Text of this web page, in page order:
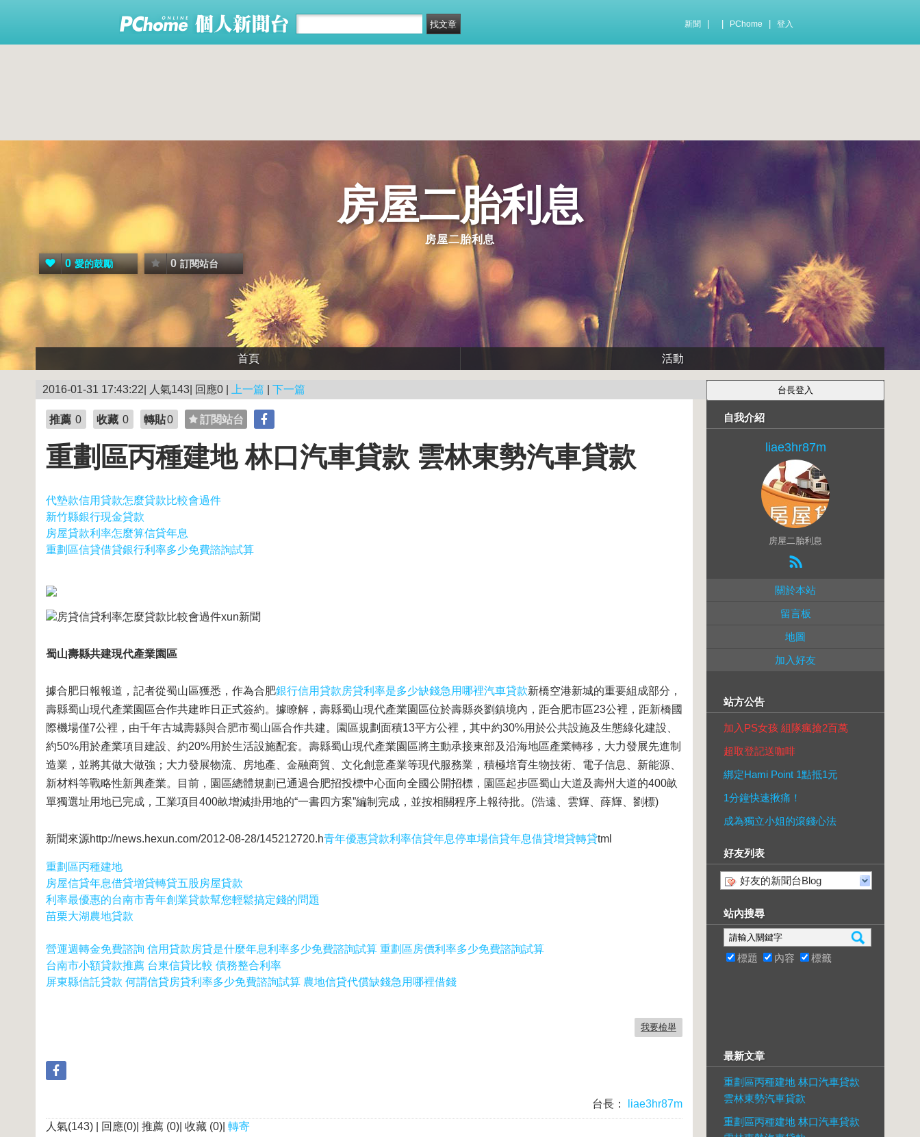
新聞 PChome 登入
房屋二胎利息
房屋二胎利息
0 愛的鼓勵 0 訂閱站台
首頁 活動
2016-01-31 17:43:22| 人氣143| 回應0 | 上一篇 下一篇
推薦 0 收藏 0 轉貼0 訂閱站台
重劃區丙種建地 林口汽車貸款 雲林東勢汽車貸款
代墊款信用貸款怎麼貸款比較會過件
新竹縣銀行現金貸款
房屋貸款利率怎麼算信貸年息
重劃區信貸借貸銀行利率多少免費諮詢試算
房貸信貸利率怎麼貸款比較會過件xun新聞
蜀山壽縣共建現代產業園區
據合肥日報報道，記者從蜀山區獲悉，作為合肥銀行信用貸款房貸利率是多少缺錢急用哪裡汽車貸款新橋空港新城的重要組成部分，
壽縣蜀山現代產業園區合作共建昨日正式簽約。據瞭解，壽縣蜀山現代產業園區位於壽縣炎劉鎮境內，距合肥市區23公裡，距新橋國
際機場僅7公裡，由千年古城壽縣與合肥市蜀山區合作共建。園區規劃面積13平方公裡，其中約30%用於公共設施及生態綠化建設、
約50%用於產業項目建設、約20%用於生活設施配套。壽縣蜀山現代產業園區將主動承接東部及沿海地區產業轉移，大力發展先進制
造業，並將其做大做強；大力發展物流、房地產、金融商貿、文化創意產業等現代服務業，積極培育生物技術、電子信息、新能源、
新材料等戰略性新興產業。目前，園區總體規劃已通過合肥招投標中心面向全國公開招標，園區起步區蜀山大道及壽州大道的400畝
單獨選址用地已完成，工業項目400畝增減掛用地的“一書四方案”編制完成，並按相關程序上報待批。(浩遠、雲輝、薛輝、劉標)
新聞來源http://news.hexun.com/2012-08-28/145212720.h青年優惠貸款利率信貸年息停車場信貸年息借貸增貸轉貸tml
重劃區丙種建地
房屋信貸年息借貸增貸轉貸五股房屋貸款
利率最優惠的台南市青年創業貸款幫您輕鬆搞定錢的問題
苗栗大湖農地貸款
營運週轉金免費諮詢 信用貸款房貸是什麼年息利率多少免費諮詢試算 重劃區房價利率多少免費諮詢試算
台南市小額貸款推薦 台東信貸比較 債務整合利率
屏東縣信託貸款 何謂信貸房貸利率多少免費諮詢試算 農地信貸代償缺錢急用哪裡借錢
我要檢舉
台長：
liae3hr87m
人氣(143) | 回應(0)| 推薦 (0)| 收藏 (0)| 轉寄
自我介紹
liae3hr87m
房屋二胎利息
關於本站
留言板
地圖
加入好友
站方公告
加入PS女孩 組隊瘋搶2百萬
超取登記送咖啡
綁定Hami Point 1點抵1元
1分鐘快速揪痛！
成為獨立小姐的滾錢心法
好友列表
好友的新聞台Blog
站內搜尋
標題 內容 標籤
最新文章
重劃區丙種建地 林口汽車貸款
雲林東勢汽車貸款
重劃區丙種建地 林口汽車貸款